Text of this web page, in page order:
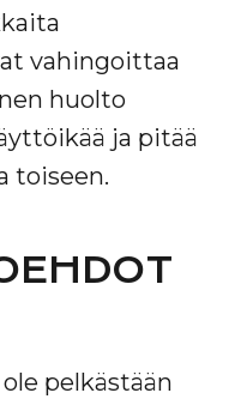
vahingoittaa
huolto
ja pitää
toiseen.
pelkästään